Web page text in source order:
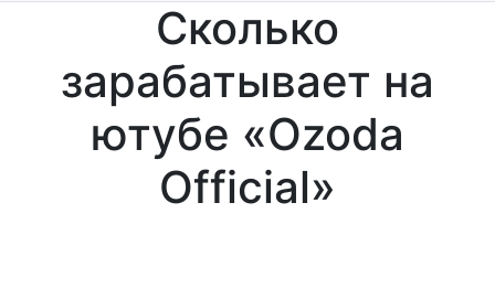
Cколько
зарабатывает на
ютубе «Ozoda
Official»